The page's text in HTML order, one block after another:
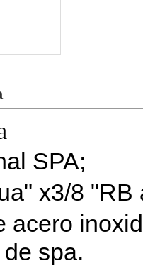
SPA;
x3/8 "RB
acero
spa.